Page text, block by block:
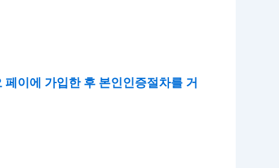
이에 가입한 후 본인인증절차를 거